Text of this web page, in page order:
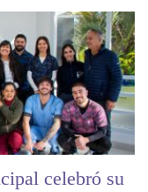
celebró su